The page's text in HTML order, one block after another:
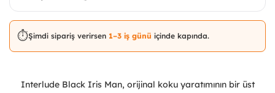
⏱️Şimdi sipariş verirsen 1–3 iş günü içinde kapında.
Interlude Black Iris Man, orijinal koku yaratımının bir üst